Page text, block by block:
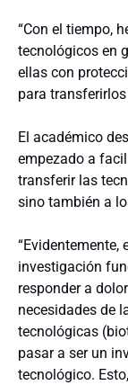
“Con el tiempo,
tecnológicos en
ellas con
para
El académico
empezado a
transferir las
sino también a
“Evidentemente,
investigación
responder a
necesidades de
tecnológicas
pasar a ser un
tecnológico.